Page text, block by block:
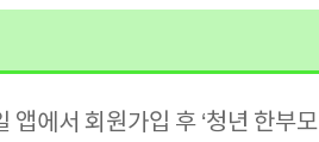
에서 회원가입 후 ‘청년 한부